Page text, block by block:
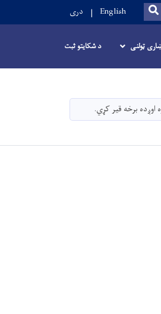
SEARCH
English دری
ښاری ټولنی د شکایتو ثبت